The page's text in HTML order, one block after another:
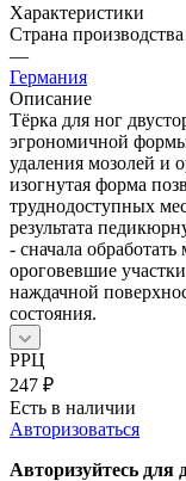
Характеристики
Страна производства
—
Германия
Описание
Тёрка для ног
эгрономичной
удаления мозолей и
изогнутая форма
труднодоступных
результата
- сначала
ороговевшие
наждачной
состояния.
РРЦ
247 ₽
Есть в наличии
Авторизоваться
Авторизуйтесь